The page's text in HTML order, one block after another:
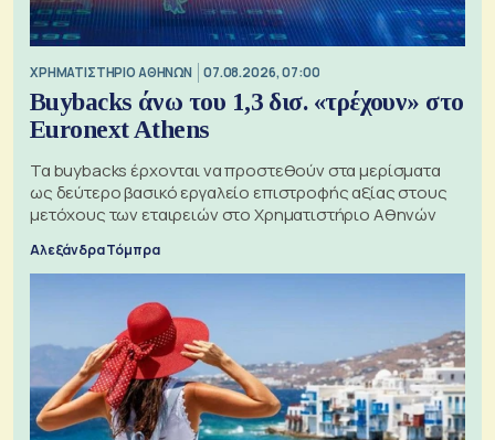
XΡΗΜΑΤΙΣΤΗΡΙΟ ΑΘΗΝΩΝ 07.08.2026, 07:00
Buybacks άνω του 1,3 δισ. «τρέχουν» στο
Euronext Athens
Τα buybacks έρχονται να προστεθούν στα μερίσματα
ως δεύτερο βασικό εργαλείο επιστροφής αξίας στους
μετόχους των εταιρειών στο Χρηματιστήριο Αθηνών
Αλεξάνδρα Τόμπρα